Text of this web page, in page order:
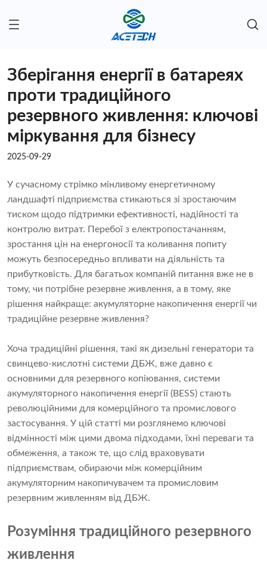
Зберігання енергії в батареях
проти традиційного
резервного живлення: ключові
міркування для бізнесу
2025-09-29
У сучасному стрімко мінливому енергетичному
ландшафті підприємства стикаються зі зростаючим
тиском щодо підтримки ефективності, надійності та
контролю витрат. Перебої з електропостачанням,
зростання цін на енергоносії та коливання попиту
можуть безпосередньо впливати на діяльність та
прибутковість. Для багатьох компаній питання вже не в
тому, чи потрібне резервне живлення, а в тому, яке
рішення найкраще: акумуляторне накопичення енергії чи
традиційне резервне живлення?
Хоча традиційні рішення, такі як дизельні генератори та
свинцево-кислотні системи ДБЖ, вже давно є
основними для резервного копіювання, системи
акумуляторного накопичення енергії (BESS) стають
революційними для комерційного та промислового
застосування. У цій статті ми розглянемо ключові
відмінності між цими двома підходами, їхні переваги та
обмеження, а також те, що слід враховувати
підприємствам, обираючи між комерційним
акумуляторним накопичувачем та промисловим
резервним живленням від ДБЖ.
Розуміння традиційного резервного
живлення